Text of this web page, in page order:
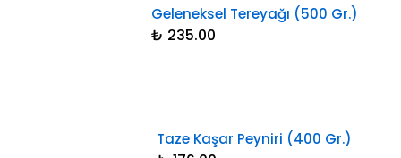
Geleneksel Tereyağı (500 Gr.)
₺ 235.00
Taze Kaşar Peyniri (400 Gr.)